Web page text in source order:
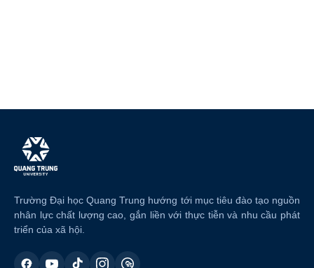
Trường Đại học Quang Trung hướng tới mục tiêu đào tạo nguồn
nhân lực chất lượng cao, gắn liền với thực tiễn và nhu cầu phát
triển của xã hội.